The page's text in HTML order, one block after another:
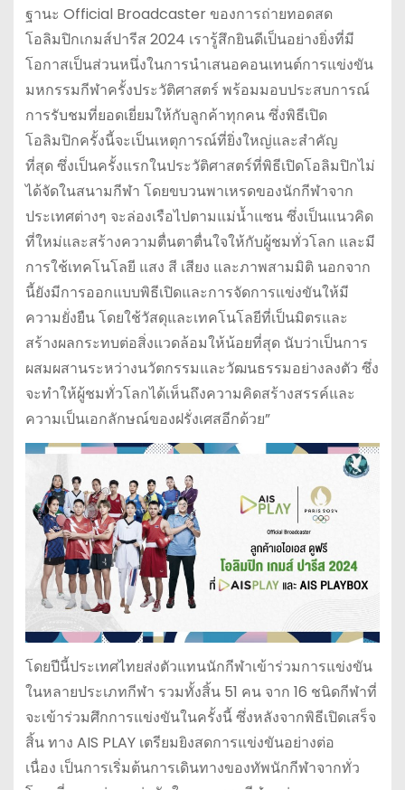
ฐานะ Official Broadcaster ของการถ่ายทอดสด
โอลิมปิกเกมส์ปารีส 2024 เรารู้สึกยินดีเป็นอย่างยิ่งที่มี
โอกาสเป็นส่วนหนึ่งในการนำเสนอคอนเทนต์การแข่งขัน
มหกรรมกีฬาครั้งประวัติศาสตร์ พร้อมมอบประสบการณ์
การรับชมที่ยอดเยี่ยมให้กับลูกค้าทุกคน ซึ่งพิธีเปิด
โอลิมปิกครั้งนี้จะเป็นเหตุการณ์ที่ยิ่งใหญ่และสำคัญ
ที่สุด ซึ่งเป็นครั้งแรกในประวัติศาสตร์ที่พิธีเปิดโอลิมปิกไม่
ได้จัดในสนามกีฬา โดยขบวนพาเหรดของนักกีฬาจาก
ประเทศต่างๆ จะล่องเรือไปตามแม่น้ำแซน ซึ่งเป็นแนวคิด
ที่ใหม่และสร้างความตื่นตาตื่นใจให้กับผู้ชมทั่วโลก และมี
การใช้เทคโนโลยี แสง สี เสียง และภาพสามมิติ นอกจาก
นี้ยังมีการออกแบบพิธีเปิดและการจัดการแข่งขันให้มี
ความยั่งยืน โดยใช้วัสดุและเทคโนโลยีที่เป็นมิตรและ
สร้างผลกระทบต่อสิ่งแวดล้อมให้น้อยที่สุด นับว่าเป็นการ
ผสมผสานระหว่างนวัตกรรมและวัฒนธรรมอย่างลงตัว ซึ่ง
จะทำให้ผู้ชมทั่วโลกได้เห็นถึงความคิดสร้างสรรค์และ
ความเป็นเอกลักษณ์ของฝรั่งเศสอีกด้วย”
โดยปีนี้ประเทศไทยส่งตัวแทนนักกีฬาเข้าร่วมการแข่งขัน
ในหลายประเภทกีฬา รวมทั้งสิ้น 51 คน จาก 16 ชนิดกีฬาที่
จะเข้าร่วมศึกการแข่งขันในครั้งนี้ ซึ่งหลังจากพิธีเปิดเสร็จ
สิ้น ทาง AIS PLAY เตรียมยิงสดการแข่งขันอย่างต่อ
เนื่อง เป็นการเริ่มต้นการเดินทางของทัพนักกีฬาจากทั่ว